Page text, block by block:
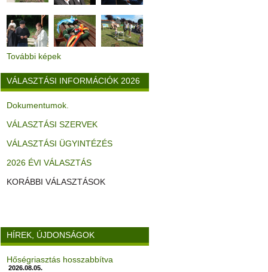
További képek
VÁLASZTÁSI INFORMÁCIÓK 2026
Dokumentumok.
VÁLASZTÁSI SZERVEK
VÁLASZTÁSI ÜGYINTÉZÉS
2026 ÉVI VÁLASZTÁS
KORÁBBI VÁLASZTÁSOK
HÍREK, ÚJDONSÁGOK
Hőségriasztás hosszabbítva
2026.08.05.